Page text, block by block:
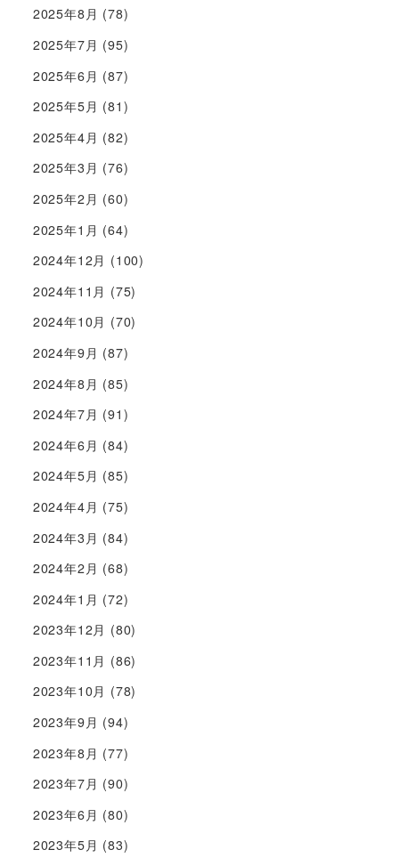
2025年8月 (78)
2025年7月 (95)
2025年6月 (87)
2025年5月 (81)
2025年4月 (82)
2025年3月 (76)
2025年2月 (60)
2025年1月 (64)
2024年12月 (100)
2024年11月 (75)
2024年10月 (70)
2024年9月 (87)
2024年8月 (85)
2024年7月 (91)
2024年6月 (84)
2024年5月 (85)
2024年4月 (75)
2024年3月 (84)
2024年2月 (68)
2024年1月 (72)
2023年12月 (80)
2023年11月 (86)
2023年10月 (78)
2023年9月 (94)
2023年8月 (77)
2023年7月 (90)
2023年6月 (80)
2023年5月 (83)